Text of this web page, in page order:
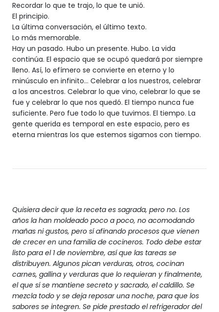
Recordar lo que te trajo, lo que te unió.
El principio.
La última conversación, el último texto.
Lo más memorable.
Hay un pasado. Hubo un presente. Hubo. La vida
continúa. El espacio que se ocupó quedará por siempre
lleno. Así, lo efímero se convierte en eterno y lo
minúsculo en infinito... Celebrar a los nuestros, celebrar
a los ancestros. Celebrar lo que vino, celebrar lo que se
fue y celebrar lo que nos quedó. El tiempo nunca fue
suficiente. Pero fue todo lo que tuvimos. El tiempo. La
gente querida es temporal en este espacio, pero es
eterna mientras los que estemos sigamos con tiempo.
Quisiera decir que la receta es sagrada, pero no. Los
años la han moldeado poco a poco, no acomodando
mañas ni gustos, pero sí afinando procesos que vienen
de crecer en una familia de cocineros. Todo debe estar
listo para el 1 de noviembre, así que las tareas se
distribuyen. Algunos pican verduras, otros, cocinan
carnes, gallina y verduras que lo requieran y finalmente,
el que sí se mantiene secreto y sacrado, el caldillo. Se
mezcla todo y se deja reposar una noche, para que los
sabores se integren. Se pide prestado el refrigerador del